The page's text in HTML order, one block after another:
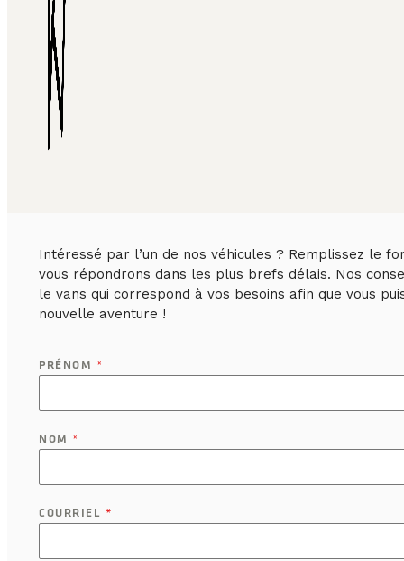
Intéressé par l’un de nos véhicules ? Remplissez le
vous répondrons dans les plus brefs délais. Nos
le vans qui correspond à vos besoins afin que vous
nouvelle aventure !
PRÉNOM *
NOM *
COURRIEL *